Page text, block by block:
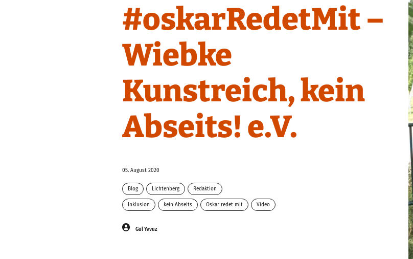
#oskarRedetMit –
Wiebke
Kunstreich, kein
Abseits! e.V.
05. August 2020
Blog Lichtenberg Redaktion
Inklusion kein Abseits Oskar redet mit Video
Gül Yavuz